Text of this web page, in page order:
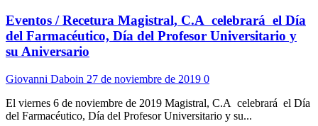
Eventos / Recetura Magistral, C.A celebrará el Día
del Farmacéutico, Día del Profesor Universitario y
su Aniversario
Giovanni Daboin 27 de noviembre de 2019 0
El viernes 6 de noviembre de 2019 Magistral, C.A celebrará el Día
del Farmacéutico, Día del Profesor Universitario y su...